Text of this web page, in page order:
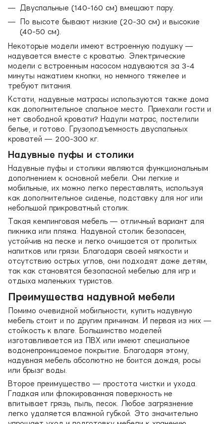
Двуспальные (140-160 см) вмещают пару.
По высоте бывают низкие (20-30 см) и высокие
(40-50 см).
Некоторые модели имеют встроенную подушку —
надувается вместе с кроватью. Электрические
модели с встроенным насосом надуваются за 3-4
минуты нажатием кнопки, но немного тяжелее и
требуют питания.
Кстати, надувные матрасы используются также дома
как дополнительное спальное место. Приехали гости и
нет свободной кровати? Надули матрас, постелили
белье, и готово. Грузоподъемность двуспальных
кроватей — 200-300 кг.
Надувные пуфы и столики
Надувные пуфы и столики являются функциональным
дополнением к основной мебели. Они легкие и
мобильные, их можно легко переставлять, используя
как дополнительное сиденье, подставку для ног или
небольшой прикроватный столик.
Такая кемпинговая мебель — отличный вариант для
пикника или пляжа. Надувной столик безопасен,
устойчив на песке и легко очищается от пролитых
напитков или грязи. Благодаря своей мягкости и
отсутствию острых углов, они подходят даже детям,
так как становятся безопасной мебелью для игр и
отдыха маленьких туристов.
Преимущества надувной мебели
Помимо очевидной мобильности, купить надувную
мебель стоит и по другим причинам. И первая из них —
стойкость к влаге. Большинство моделей
изготавливается из ПВХ или имеют специальное
водонепроницаемое покрытие. Благодаря этому,
надувная мебель абсолютно не боится дождя, росы
или брызг воды.
Второе преимущество — простота чистки и ухода.
Гладкая или флокированная поверхность не
впитывает грязь, пыль, песок. Любое загрязнение
легко удаляется влажной губкой. Это значительно